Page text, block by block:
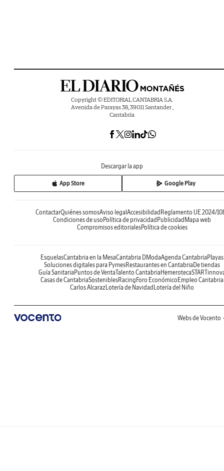
Copyright © EDITORIAL CANTABRIA S.A.
Avenida de Parayas 38, 39011 Santander ,
Cantabria
Descargar la app
App Store Google Play
ContactarQuiénes somosAviso legal Accesibilidad Reglamento UE 2024/
Condiciones de uso Política de privacidad Publicidad Mapa web
Compromisos editorialesPolítica de cookies
EsquelasCantabria en la MesaCantabria DModaAgenda Cantabria Playas
Soluciones digitales para PymesRestaurantes en Cantabria De tiendas
Guía Sanitaria Puntos de VentaTalento Cantabria Hemeroteca
Casas de CantabriaSosteniblesRacing Foro Económico Empleo Cantabria
Carlos Alcaraz Lotería de Navidad Lotería del Niño
Webs de Vocento